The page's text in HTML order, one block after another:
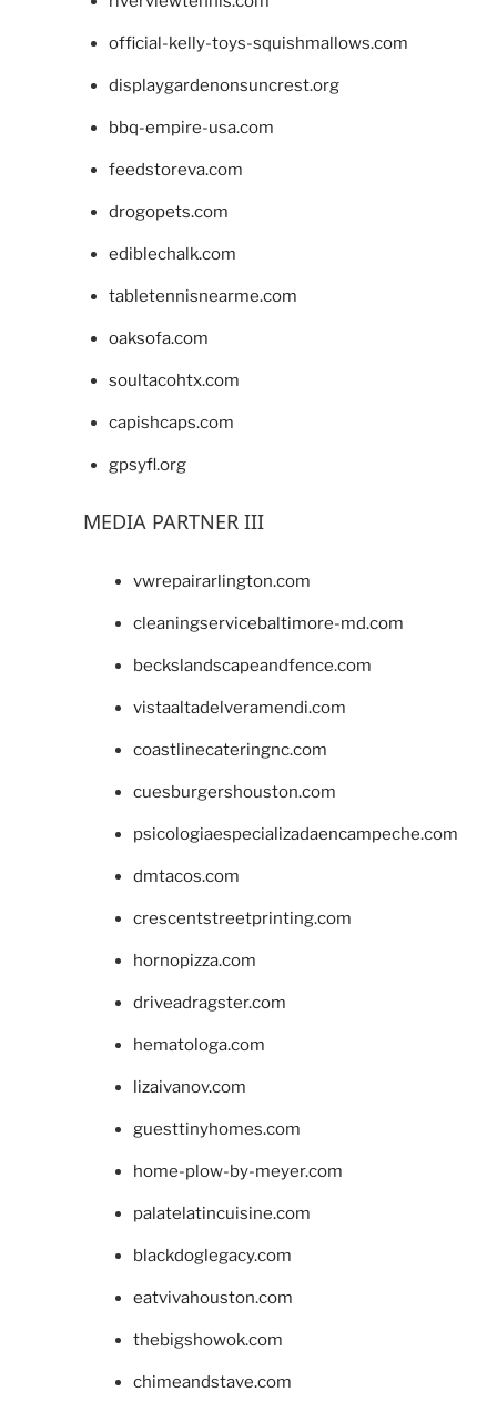
official-kelly-toys-squishmallows.com
displaygardenonsuncrest.org
bbq-empire-usa.com
feedstoreva.com
drogopets.com
ediblechalk.com
tabletennisnearme.com
oaksofa.com
soultacohtx.com
capishcaps.com
gpsyfl.org
MEDIA PARTNER III
vwrepairarlington.com
cleaningservicebaltimore-md.com
beckslandscapeandfence.com
vistaaltadelveramendi.com
coastlinecateringnc.com
cuesburgershouston.com
psicologiaespecializadaencampeche.com
dmtacos.com
crescentstreetprinting.com
hornopizza.com
driveadragster.com
hematologa.com
lizaivanov.com
guesttinyhomes.com
home-plow-by-meyer.com
palatelatincuisine.com
blackdoglegacy.com
eatvivahouston.com
thebigshowok.com
chimeandstave.com